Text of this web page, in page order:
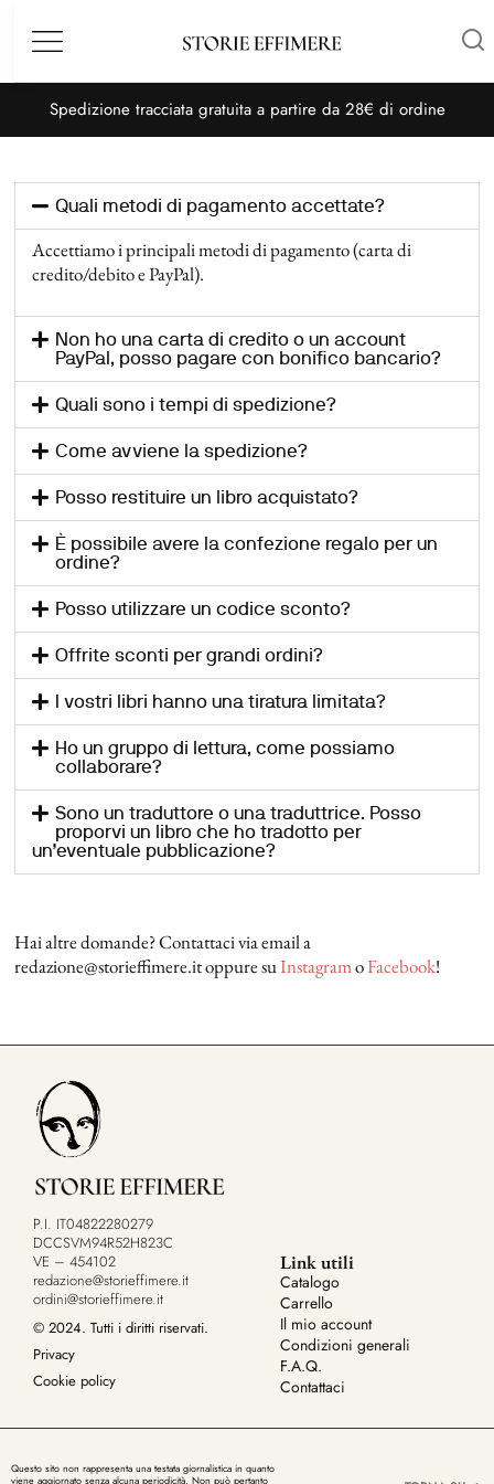
Menù
Spedizione tracciata gratuita a partire da 28€ di ordine
Quali metodi di pagamento accettate?
Accettiamo i principali metodi di pagamento (carta di
credito/debito e PayPal).
Non ho una carta di credito o un account
PayPal, posso pagare con bonifico bancario?
Quali sono i tempi di spedizione?
Come avviene la spedizione?
Posso restituire un libro acquistato?
È possibile avere la confezione regalo per un
ordine?
Posso utilizzare un codice sconto?
Offrite sconti per grandi ordini?
I vostri libri hanno una tiratura limitata?
Ho un gruppo di lettura, come possiamo
collaborare?
Sono un traduttore o una traduttrice. Posso
proporvi un libro che ho tradotto per
un’eventuale pubblicazione?
Hai altre domande? Contattaci via email a
redazione@storieffimere.it oppure suInstagramoFacebook!
P.I. IT04822280279
DCCSVM94R52H823C
VE – 454102
redazione@storieffimere.it
ordini@storieffimere.it
© 2024. Tutti i diritti riservati.
Privacy
Cookie policy
Link utili
Catalogo
Carrello
Il mio account
Condizioni generali
F.A.Q.
Contattaci
Questo sito non rappresenta una testata giornalistica in quanto
viene aggiornato senza alcuna periodicità. Non può pertanto